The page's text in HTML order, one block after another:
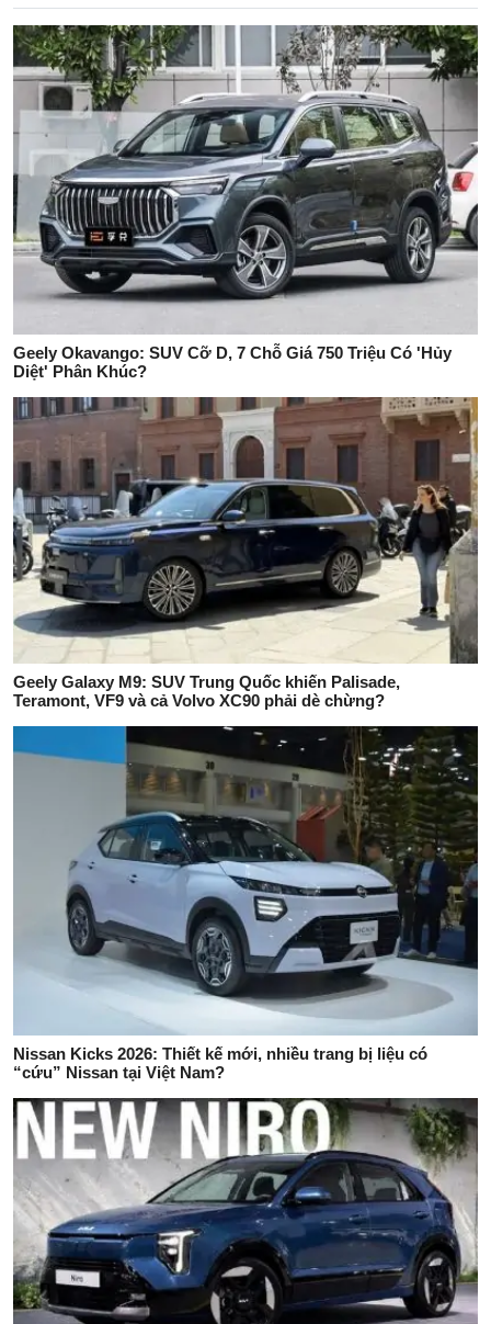
Geely Okavango: SUV Cỡ D, 7 Chỗ Giá 750 Triệu Có 'Hủy
Diệt' Phân Khúc?
Geely Galaxy M9: SUV Trung Quốc khiến Palisade,
Teramont, VF9 và cả Volvo XC90 phải dè chừng?
Nissan Kicks 2026: Thiết kế mới, nhiều trang bị liệu có
“cứu” Nissan tại Việt Nam?